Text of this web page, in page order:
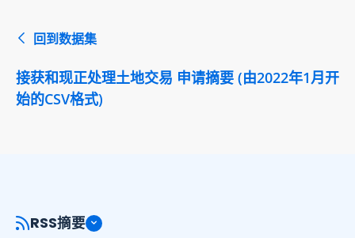
回到数据集
接获和现正处理土地交易 申请摘要 (由2022年1月开
始的CSV格式)
RSS摘要